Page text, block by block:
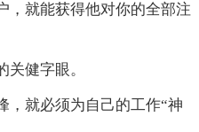
，就能获得他对你的全部注
关健字眼。
，就必须为自己的工作“神